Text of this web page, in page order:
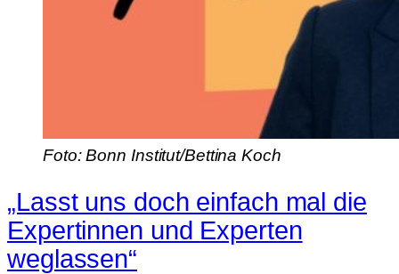
Foto: Bonn Institut/Bettina Koch
„Lasst uns doch einfach mal die
Expertinnen und Experten
weglassen“